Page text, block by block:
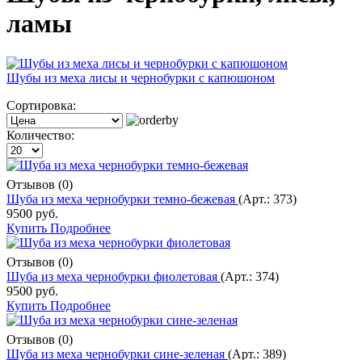
ламы
Шубы из меха лисы и чернобурки с капюшоном
Сортировка:
Количество:
Отзывов (0)
Шуба из меха чернобурки темно-бежевая (Арт.: 373)
9500 руб.
Купить Подробнее
Отзывов (0)
Шуба из меха чернобурки фиолетовая (Арт.: 374)
9500 руб.
Купить Подробнее
Отзывов (0)
Шуба из меха чернобурки сине-зеленая (Арт.: 389)